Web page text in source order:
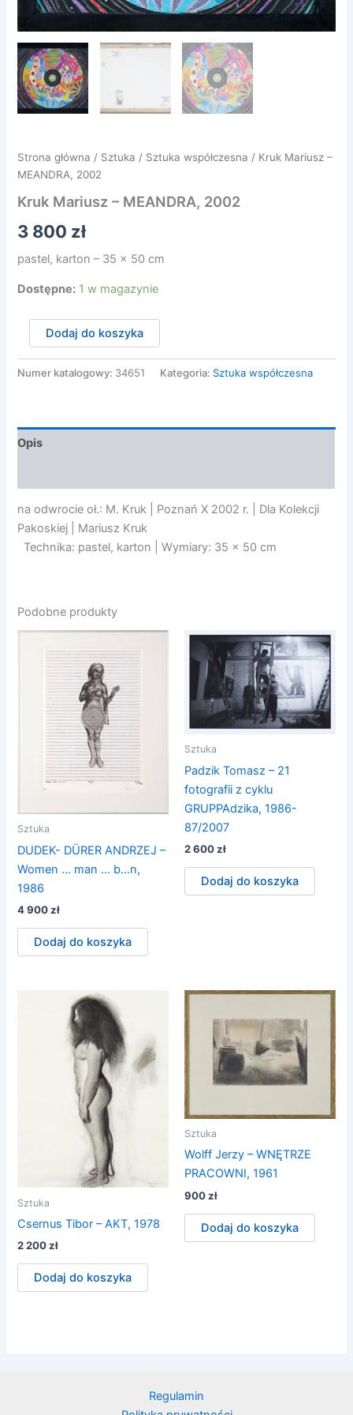
Strona główna / Sztuka / Sztuka współczesna / Kruk Mariusz –
MEANDRA, 2002
Kruk Mariusz – MEANDRA, 2002
3 800 zł
pastel, karton – 35 x 50 cm
Dostępne: 1 w magazynie
Mariusz
-
Dodaj do koszyka
Numer katalogowy: 34651 Kategoria: Sztuka współczesna
Opis
na odwrocie oł.: M. Kruk | Poznań X 2002 r. | Dla Kolekcji
Pakoskiej | Mariusz Kruk
Technika: pastel, karton | Wymiary: 35 x 50 cm
Podobne produkty
Sztuka
DUDEK- DÜRER ANDRZEJ –
Women … man … b…n,
1986
4 900zł
Dodaj do koszyka
Sztuka
Padzik Tomasz – 21
fotografii z cyklu
GRUPPAdzika, 1986-
87/2007
2 600zł
Dodaj do koszyka
Sztuka
Csernus Tibor – AKT, 1978
2 200zł
Dodaj do koszyka
Sztuka
Wolff Jerzy – WNĘTRZE
PRACOWNI, 1961
900zł
Dodaj do koszyka
Regulamin